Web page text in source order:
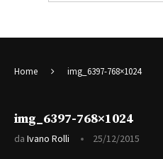
Home img_6397-768×1024
img_6397-768×1024
da Ivano Rolli 25/12/2015